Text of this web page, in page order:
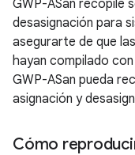
GWP-ASan recopile
desasignación para
asegurarte de que
hayan compilado con
GWP-ASan pueda
asignación y
Cómo